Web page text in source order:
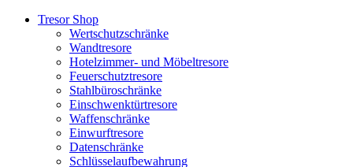
Tresor Shop
Wertschutzschränke
Wandtresore
Hotelzimmer- und Möbeltresore
Feuerschutztresore
Stahlbüroschränke
Einschwenktürtresore
Waffenschränke
Einwurftresore
Datenschränke
Schlüsselaufbewahrung